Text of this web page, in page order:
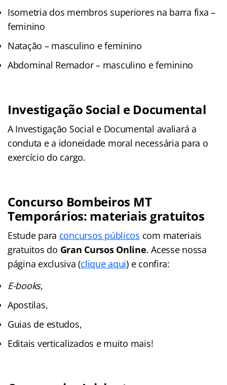
Isometria dos membros superiores na barra fixa –
feminino
Natação – masculino e feminino
Abdominal Remador – masculino e feminino
Investigação Social e Documental
A Investigação Social e Documental avaliará a
conduta e a idoneidade moral necessária para o
exercício do cargo.
Concurso Bombeiros MT
Temporários: materiais gratuitos
Estude para concursos públicos com materiais
gratuitos do Gran Cursos Online. Acesse nossa
página exclusiva (clique aqui) e confira:
E-books,
Apostilas,
Guias de estudos,
Editais verticalizados e muito mais!